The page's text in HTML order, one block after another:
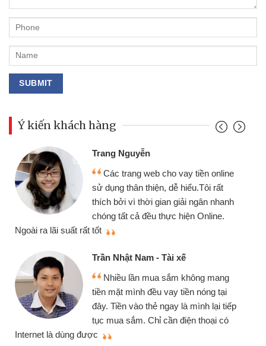
Ý kiến khách hàng
vay tiền online
hiểu.Tôi rất
ngân nhanh
hiện Online.
không mang
tiền nóng tại
là mình lại tiếp
điện thoại có
Mình cần tiền gấp nên
chiếc xe wave nhưng
gói vay tiền bằng CMND
cần gặp mặt nên rất tiện
thiệu cho bạn bè biết
Cấn Văn Lực - Tạp hóa
nhiều lúc cần vốn nhập
đến website qua bạn bè
đã giải quyết được công